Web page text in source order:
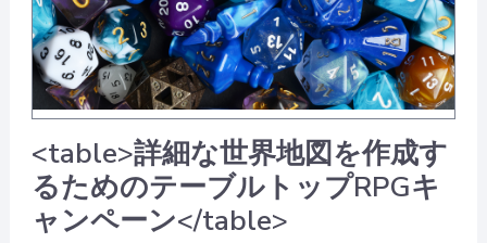
<table>詳細な世界地図を作成す
るためのテーブルトップRPGキ
ャンペーン</table>